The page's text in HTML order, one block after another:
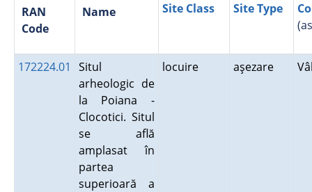
RAN
Code
Name Site Class Site Type
172224.01
Situl
arheologic de
la Poiana -
Clocotici. Situl
se află
amplasat în
partea
superioară a
locuire aşezare